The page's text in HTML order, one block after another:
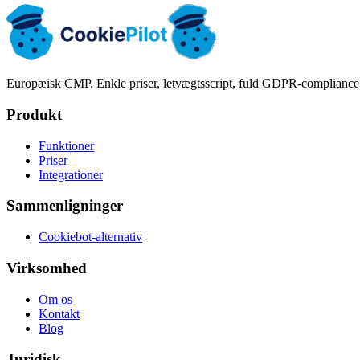
Europæisk CMP. Enkle priser, letvægtsscript, fuld GDPR-
Produkt
Funktioner
Priser
Integrationer
Sammenligninger
Cookiebot-alternativ
Virksomhed
Om os
Kontakt
Blog